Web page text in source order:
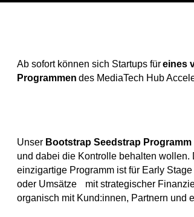
Ab sofort können sich Startups füreines
Programmen des MediaTech Hub
Unser Bootstrap Seedstrap Programm
und dabei die Kontrolle behalten wollen.
einzigartige Programm ist für Early
oder Umsätze mit strategischer
organisch mit Kund:innen, Partnern und